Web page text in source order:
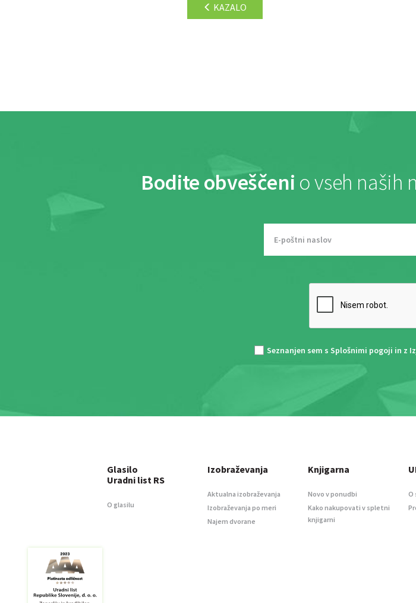
KAZALO
Bodite obveščeni o vseh naših
Seznanjen sem s Splošnimi pogoji in z
Glasilo
Uradni list RS
O glasilu
Izobraževanja
Aktualna izobraževanja
Izobraževanja po meri
Najem dvorane
Knjigarna
Novo v ponudbi
Kako nakupovati v spletni
knjigarni
O